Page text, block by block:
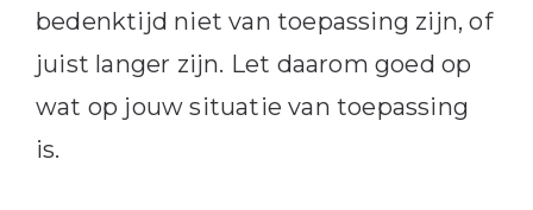
bedenktijd niet van toepassing zijn, of
juist langer zijn. Let daarom goed op
wat op jouw situatie van toepassing
is.